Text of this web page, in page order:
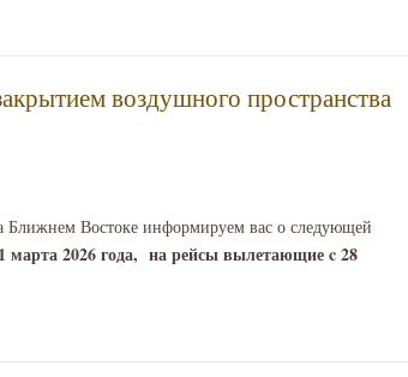
воздушного пространства
Ближнем Востоке информируем вас о следующей
марта 2026 года, на рейсы вылетающие c 28